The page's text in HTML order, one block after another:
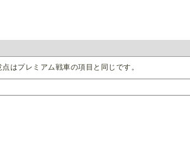
はプレミアム戦車の項目と同じです。